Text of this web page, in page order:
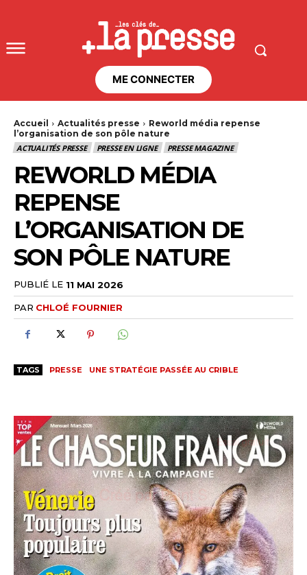
ME CONNECTER
Accueil Actualités presse
Reworld média repense
l’organisation de son pôle nature
ACTUALITÉS PRESSE
PRESSE EN LIGNE PRESSE MAGAZINE
REWORLD MÉDIA
REPENSE
L’ORGANISATION DE
SON PÔLE NATURE
PUBLIÉ LE 11 MAI 2026
PAR CHLOÉ FOURNIER
TAGS PRESSE UNE STRATÉGIE PASSÉE AU CRIBLE